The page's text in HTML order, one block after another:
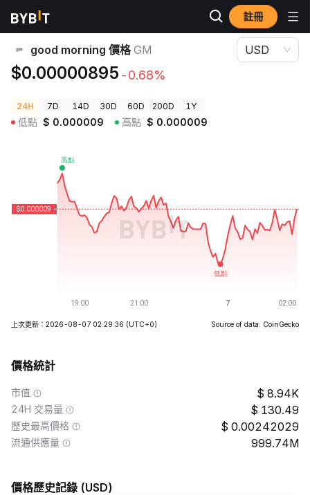
註冊
加密貨幣價格
good morning 價格 GM
$0.00000895 -0.68%
USD
24H 7D 14D 30D 60D 200D 1Y
低點 $ 0.000009 高點 $ 0.000009
上次更新：2026-08-07 02:29:36 (UTC+0) Source of data: CoinGecko
價格統計
市值 8.94K
24H 交易量 130.49
歷史最高價格 0.00242029
流通供應量 999.74M
價格歷史記錄 (USD)